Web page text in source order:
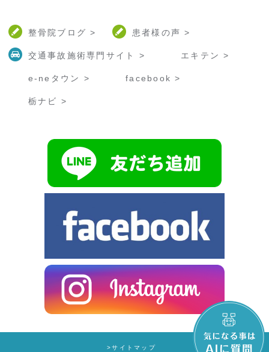
整骨院ブログ > 患者様の声 >
交通事故施術専門サイト > エキテン >
e-neタウン > facebook >
栃ナビ >
>サイトマップ